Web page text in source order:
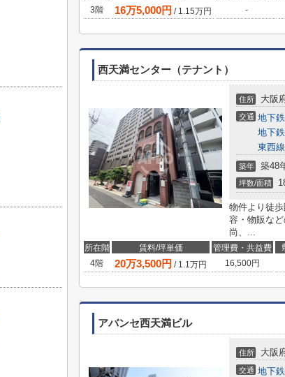
3階
16万5,000円 / 1.15万円 -
西天満センター（テナント）
住所 大阪
交通 地下
地下
東西線
築年 築48
坪数/面積
物件より徒
容・物販な
尚、...
所在階 賃料/坪単価 管理費・共益費
4階
20万3,500円 / 1.1万円 16,500円
アバンセ西天満ビル
住所 大阪
交通 地下